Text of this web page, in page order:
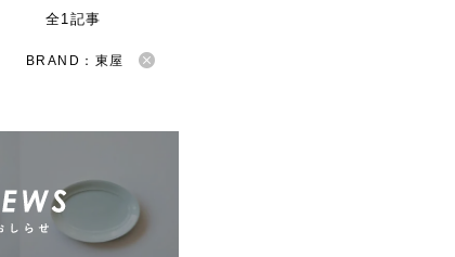
全1記事
BRAND：東屋